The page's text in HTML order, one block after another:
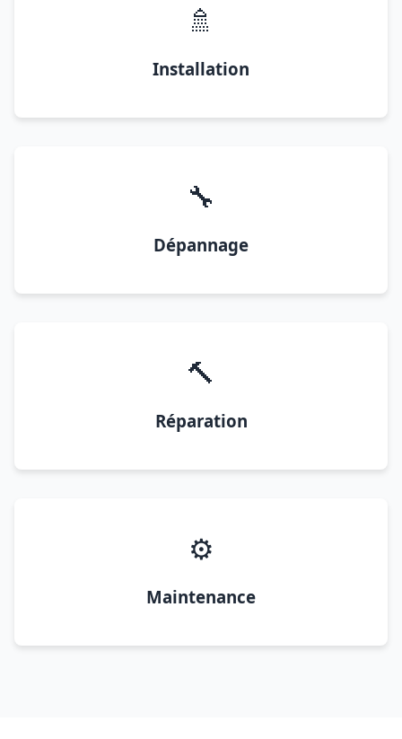
🚿
Installation
🔧
Dépannage
🔨
Réparation
⚙️
Maintenance